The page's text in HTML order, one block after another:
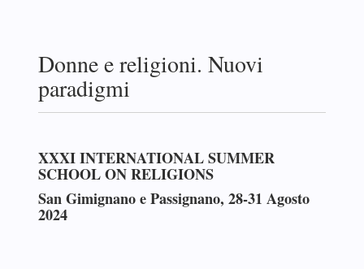
Donne e religioni. Nuovi
paradigmi
XXXI INTERNATIONAL SUMMER
SCHOOL ON RELIGIONS
San Gimignano e Passignano, 28-31 Agosto
2024